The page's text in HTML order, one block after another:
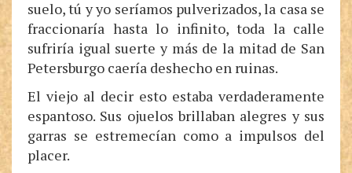
suelo, tú y yo seríamos pulverizados, la casa se
fraccionaría hasta lo infinito, toda la calle
sufriría igual suerte y más de la mitad de San
Petersburgo caería deshecho en ruinas.
El viejo al decir esto estaba verdaderamente
espantoso. Sus ojuelos brillaban alegres y sus
garras se estremecían como a impulsos del
placer.